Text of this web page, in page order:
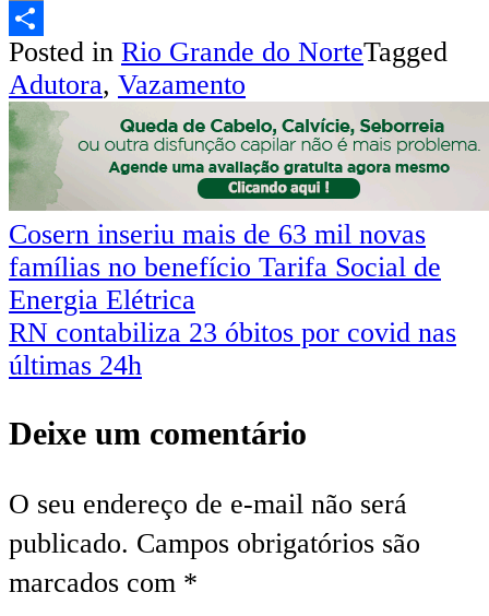
Email
Share
Posted in Rio Grande do NorteTagged
Adutora, Vazamento
Navegação
de
Post
Cosern inseriu mais de 63 mil novas
famílias no benefício Tarifa Social de
Energia Elétrica
RN contabiliza 23 óbitos por covid nas
últimas 24h
Deixe um comentário
O seu endereço de e-mail não será
publicado. Campos obrigatórios são
marcados com *